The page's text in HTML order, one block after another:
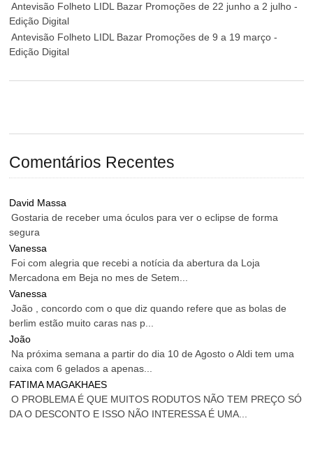
Antevisão Folheto LIDL Bazar Promoções de 22 junho a 2 julho -
Edição Digital
Antevisão Folheto LIDL Bazar Promoções de 9 a 19 março -
Edição Digital
Comentários Recentes
David Massa
Gostaria de receber uma óculos para ver o eclipse de forma
segura
Vanessa
Foi com alegria que recebi a notícia da abertura da Loja
Mercadona em Beja no mes de Setem...
Vanessa
João , concordo com o que diz quando refere que as bolas de
berlim estão muito caras nas p...
João
Na próxima semana a partir do dia 10 de Agosto o Aldi tem uma
caixa com 6 gelados a apenas...
FATIMA MAGAKHAES
O PROBLEMA É QUE MUITOS RODUTOS NÃO TEM PREÇO SÓ
DA O DESCONTO E ISSO NÃO INTERESSA É UMA...